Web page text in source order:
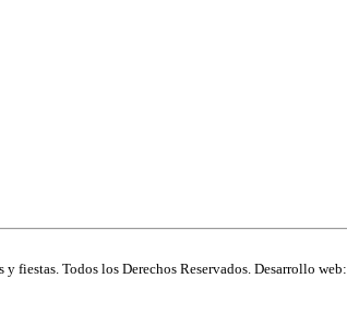
Todos los Derechos Reservados. Desarrollo web: